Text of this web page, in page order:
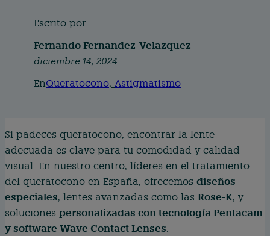
Escrito por
Fernando Fernandez-Velazquez
diciembre 14, 2024
EnQueratocono, Astigmatismo
Si padeces queratocono, encontrar la lente
adecuada es clave para tu comodidad y calidad
visual. En nuestro centro, líderes en el tratamiento
del queratocono en España, ofrecemos diseños
especiales, lentes avanzadas como las Rose-K, y
soluciones personalizadas con tecnología Pentacam
y software Wave Contact Lenses.